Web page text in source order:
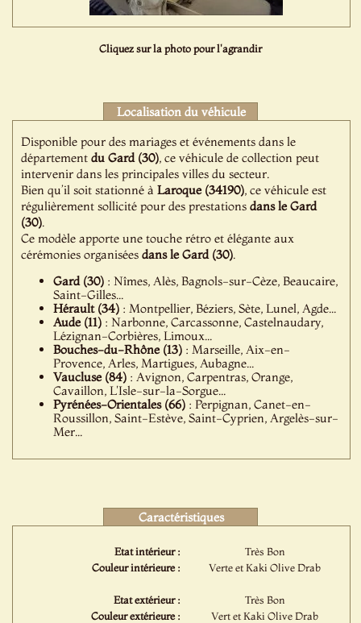
Cliquez sur la photo pour l'agrandir
Localisation du véhicule
Disponible pour des mariages et événements dans le
départementdu Gard (30), ce véhicule de collection peut
intervenir dans les principales villes du secteur.
Bien qu’il soit stationné àLaroque (34190), ce véhicule est
régulièrement sollicité pour des prestationsdans le Gard
(30).
Ce modèle apporte une touche rétro et élégante aux
cérémonies organiséesdans le Gard (30).
Gard (30) : Nîmes, Alès, Bagnols-sur-Cèze, Beaucaire,
Saint-Gilles...
Hérault (34) : Montpellier, Béziers, Sète, Lunel, Agde...
Aude (11) : Narbonne, Carcassonne, Castelnaudary,
Lézignan-Corbières, Limoux...
Bouches-du-Rhône (13) : Marseille, Aix-en-
Provence, Arles, Martigues, Aubagne...
Vaucluse (84) : Avignon, Carpentras, Orange,
Cavaillon, L'Isle-sur-la-Sorgue...
Pyrénées-Orientales (66) : Perpignan, Canet-en-
Roussillon, Saint-Estève, Saint-Cyprien, Argelès-sur-
Mer...
Caractéristiques
Etat intérieur :
Très Bon
Couleur intérieure :
Verte et Kaki Olive Drab
Etat extérieur :
Très Bon
Couleur extérieure :
Vert et Kaki Olive Drab